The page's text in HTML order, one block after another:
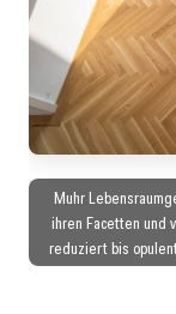
Muhr
ihren Facetten und
reduziert bis